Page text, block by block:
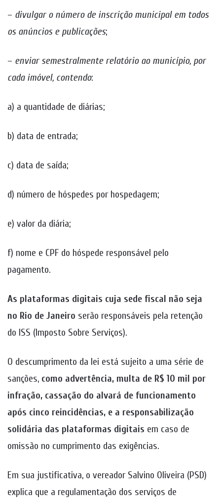
– divulgar o número de inscrição municipal em todos
os anúncios e publicações;
– enviar semestralmente relatório ao município, por
cada imóvel, contendo:
a) a quantidade de diárias;
b) data de entrada;
c) data de saída;
d) número de hóspedes por hospedagem;
e) valor da diária;
f) nome e CPF do hóspede responsável pelo
pagamento.
As plataformas digitais cuja sede fiscal não seja
no Rio de Janeiro serão responsáveis pela retenção
do ISS (Imposto Sobre Serviços).
O descumprimento da lei está sujeito a uma série de
sanções, como advertência, multa de R$ 10 mil por
infração, cassação do alvará de funcionamento
após cinco reincidências, e a responsabilização
solidária das plataformas digitais em caso de
omissão no cumprimento das exigências.
Em sua justificativa, o vereador Salvino Oliveira (PSD)
explica que a regulamentação dos serviços de